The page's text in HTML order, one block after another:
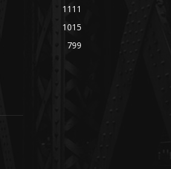
1111
1015
799